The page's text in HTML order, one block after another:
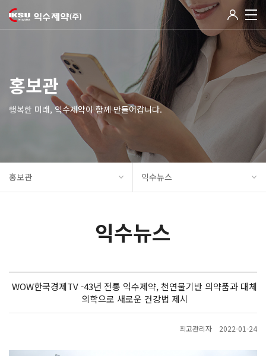
홍보관
행복한 미래, 익수제약이 함께 만들어갑니다.
홍보관 익수뉴스
익수뉴스
WOW한국경제TV -43년 전통 익수제약, 천연물기반 의약품과 대체
의학으로 새로운 건강법 제시
최고관리자 2022-01-24